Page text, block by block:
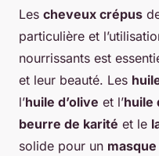
Les cheveux crépus
particulière et
nourrissants est
et leur beauté. Les
l’huile d’olive et l’huile
beurre de karité et le
solide pour un